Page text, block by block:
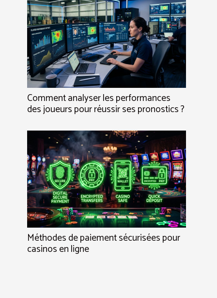
Comment analyser les performances
des joueurs pour réussir ses pronostics ?
Méthodes de paiement sécurisées pour
casinos en ligne